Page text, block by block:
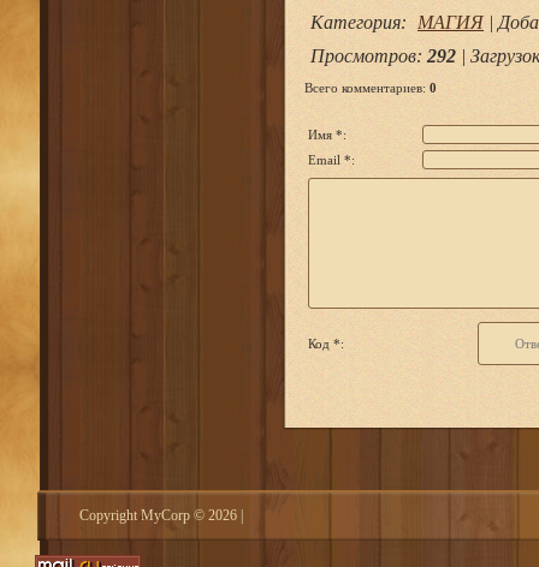
Категория: МАГИЯ |
Просмотров: 292 | Загрузок
Всего комментариев: 0
Имя *:
Email *:
Код *:
Copyright MyCorp © 2026